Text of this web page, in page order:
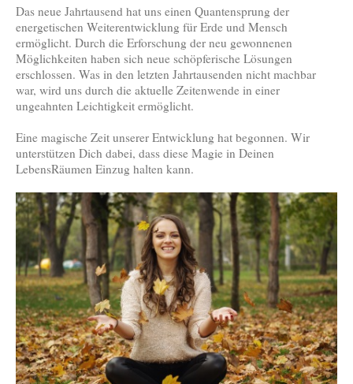
Das neue Jahrtausend hat uns einen Quantensprung der
energetischen Weiterentwicklung für Erde und Mensch
ermöglicht. Durch die Erforschung der neu gewonnenen
Möglichkeiten haben sich neue schöpferische Lösungen
erschlossen. Was in den letzten Jahrtausenden nicht machbar
war, wird uns durch die aktuelle Zeitenwende in einer
ungeahnten Leichtigkeit ermöglicht.
Eine magische Zeit unserer Entwicklung hat begonnen. Wir
unterstützen Dich dabei, dass diese Magie in Deinen
LebensRäumen Einzug halten kann.